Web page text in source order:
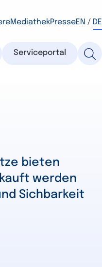
MediathekPresseEN / DE
Serviceportal
bieten
werden
Sichbarkeit